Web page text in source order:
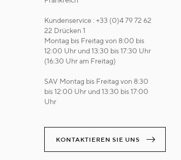
Kundenservice : +33 (0)4 79 72 62
22 Drücken 1
Montag bis Freitag von 8:00 bis
12:00 Uhr und 13:30 bis 17:30 Uhr
(16:30 Uhr am Freitag)
SAV Montag bis Freitag von 8:30
bis 12:00 Uhr und 13:30 bis 17:00
Uhr
KONTAKTIEREN SIE UNS